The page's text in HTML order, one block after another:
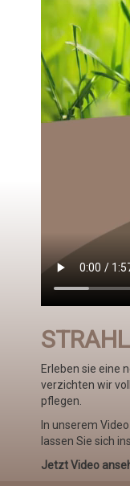
Erleben sie eine
verzichten wir
pflegen.
In unserem
lassen Sie sich
Jetzt Video